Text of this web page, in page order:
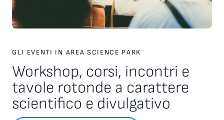
altre imprese possano intraprendere percorsi di crescita
simili è una delle sfide che Area Science Park intende
contribuire a raccogliere, rafforzando il proprio ruolo a
GLI EVENTI IN AREA SCIENCE PARK
Workshop, corsi, incontri e
tavole rotonde a carattere
scientifico e divulgativo